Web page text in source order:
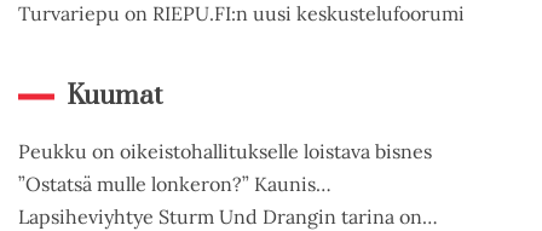
Turvariepu on RIEPU.FI:n uusi keskustelufoorumi
Kuumat
Peukku on oikeistohallitukselle loistava bisnes
”Ostatsä mulle lonkeron?” Kaunis…
Lapsiheviyhtye Sturm Und Drangin tarina on…